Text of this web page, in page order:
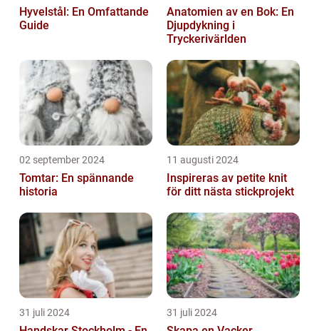
Hyvelstål: En Omfattande
Guide
Anatomien av en Bok: En
Djupdykning i
Tryckerivärlden
02 september 2024
Tomtar: En spännande
historia
11 augusti 2024
Inspireras av petite knit
för ditt nästa stickprojekt
31 juli 2024 31 juli 2024